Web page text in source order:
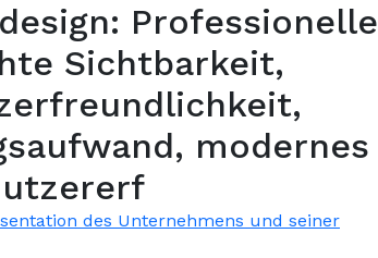
Professionelle
Sichtbarkeit,
modernes
des Unternehmens und seiner